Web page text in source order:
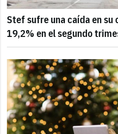
Stef sufre una caída en
19,2% en el segundo